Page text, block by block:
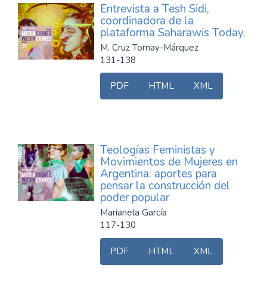
Entrevista a Tesh Sidi,
coordinadora de la
plataforma Saharawis Today.
M. Cruz Tornay-Márquez
131-138
PDF HTML XML
Teologías Feministas y
Movimientos de Mujeres en
Argentina: aportes para
pensar la construcción del
poder popular
Marianela García
117-130
PDF HTML XML